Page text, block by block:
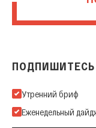
ПОДПИШИТЕСЬ
Подпишитесь на
Утренний бриф
Еженедельный